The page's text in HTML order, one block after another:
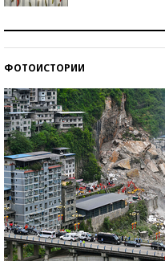
ФОТОИСТОРИИ